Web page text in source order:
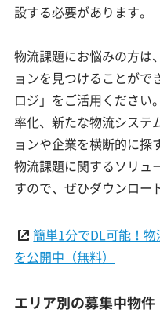
設する必要があります。
物流課題にお悩みの方は
ョンを見つけることがで
ロジ」をご活用ください
率化、新たな物流システ
ョンや企業を横断的に探
物流課題に関するソリュ
すので、ぜひダウンロー
簡単1分でDL可能！
を公開中（無料）
エリア別の募集中物件